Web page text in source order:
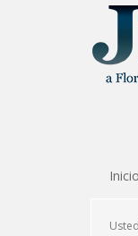
Inicio